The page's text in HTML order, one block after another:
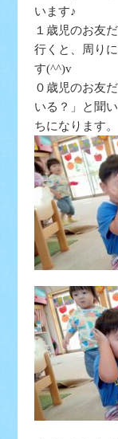
います♪
１歳児のお友
行くと、周り
す(^^)v
０歳児のお友
いる？」と聞
ちになります。